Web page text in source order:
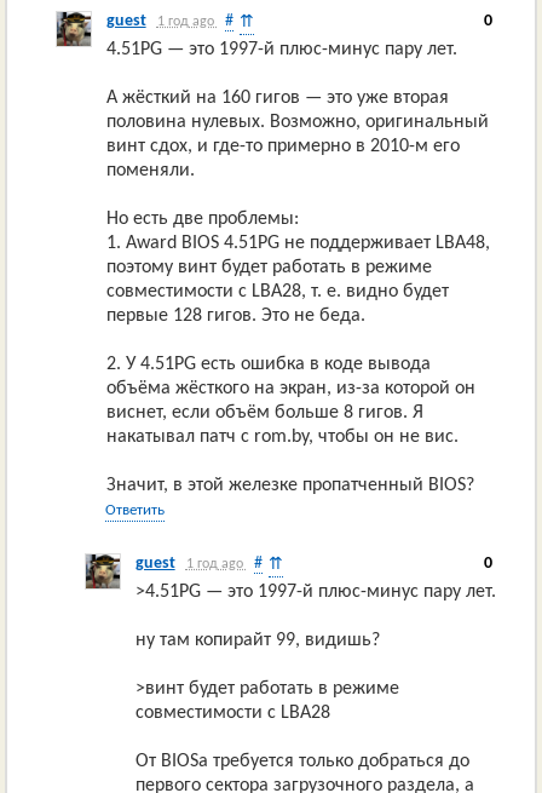
guest 1 год ago # 0
⇈
4.51PG — это 1997-й плюс-минус пару лет.
А жёсткий на 160 гигов — это уже вторая
половина нулевых. Возможно, оригинальный
винт сдох, и где-то примерно в 2010-м его
поменяли.
Но есть две проблемы:
1. Award BIOS 4.51PG не поддерживает LBA48,
поэтому винт будет работать в режиме
совместимости с LBA28, т. е. видно будет
первые 128 гигов. Это не беда.
2. У 4.51PG есть ошибка в коде вывода
объёма жёсткого на экран, из-за которой он
виснет, если объём больше 8 гигов. Я
накатывал патч с rom.by, чтобы он не вис.
Значит, в этой железке пропатченный BIOS?
Ответить
guest 1 год ago # 0
⇈
>4.51PG — это 1997-й плюс-минус пару лет.
ну там копирайт 99, видишь?
>винт будет работать в режиме
совместимости с LBA28
От BIOSа требуется только добраться до
первого сектора загрузочного раздела, а